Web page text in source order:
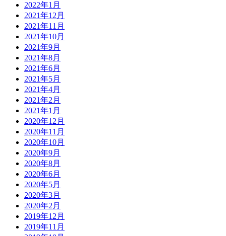
2022年1月
2021年12月
2021年11月
2021年10月
2021年9月
2021年8月
2021年6月
2021年5月
2021年4月
2021年2月
2021年1月
2020年12月
2020年11月
2020年10月
2020年9月
2020年8月
2020年6月
2020年5月
2020年3月
2020年2月
2019年12月
2019年11月